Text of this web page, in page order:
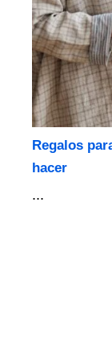
Regalos
hacer
...